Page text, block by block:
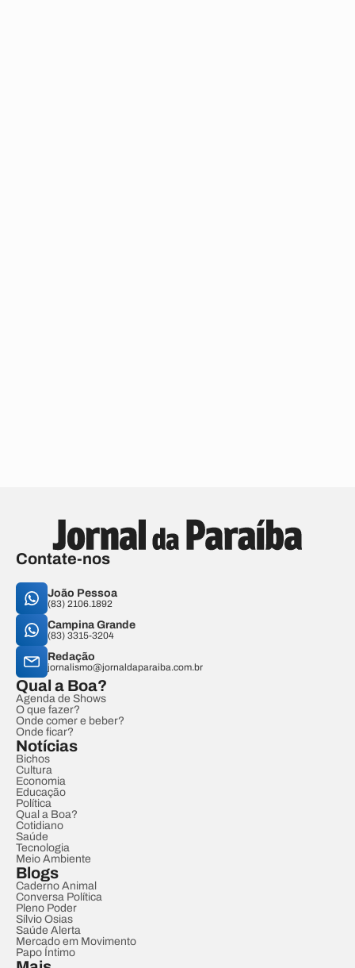
Contate-nos
João Pessoa
(83) 2106.1892
Campina Grande
(83) 3315-3204
Redação
jornalismo@jornaldaparaiba.com.br
Qual a Boa?
Agenda de Shows
O que fazer?
Onde comer e beber?
Onde ficar?
Notícias
Bichos
Cultura
Economia
Educação
Política
Qual a Boa?
Cotidiano
Saúde
Tecnologia
Meio Ambiente
Blogs
Caderno Animal
Conversa Política
Pleno Poder
Sílvio Osias
Saúde Alerta
Mercado em Movimento
Papo Íntimo